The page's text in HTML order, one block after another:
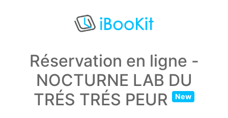
Réservation en ligne -
NOCTURNE LAB DU
TRÉS TRÉS PEUR New